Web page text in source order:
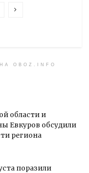
OBOZ.INFO
области и
Евкуров обсудили
региона
поразили